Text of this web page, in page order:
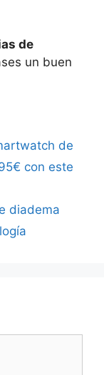
de
un buen
de
con este
diadema